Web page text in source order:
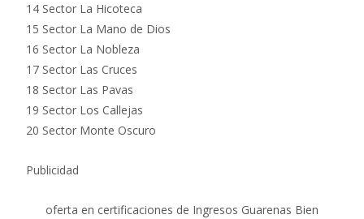
14 Sector La Hicoteca
15 Sector La Mano de Dios
16 Sector La Nobleza
17 Sector Las Cruces
18 Sector Las Pavas
19 Sector Los Callejas
20 Sector Monte Oscuro
Publicidad
oferta en certificaciones de Ingresos Guarenas Bien